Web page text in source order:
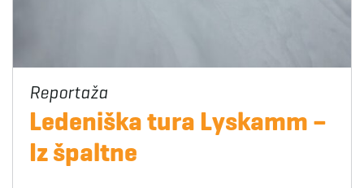
Ledeniška tura Lyskamm –
Iz špaltne